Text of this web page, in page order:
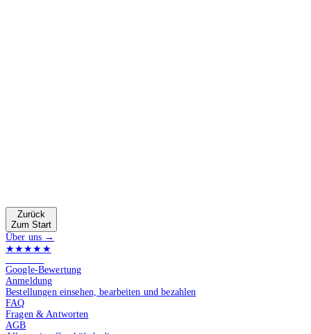
Zurück
Zum Start
Über uns →
★★★★★
Google-Bewertung
Anmeldung
Bestellungen einsehen, bearbeiten und bezahlen
FAQ
Fragen & Antworten
AGB